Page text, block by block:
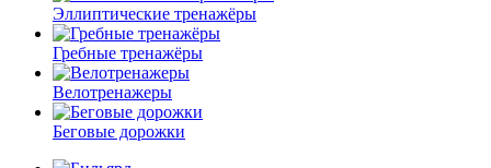
Эллиптические тренажёры
Гребные тренажёры
Велотренажеры
Беговые дорожки